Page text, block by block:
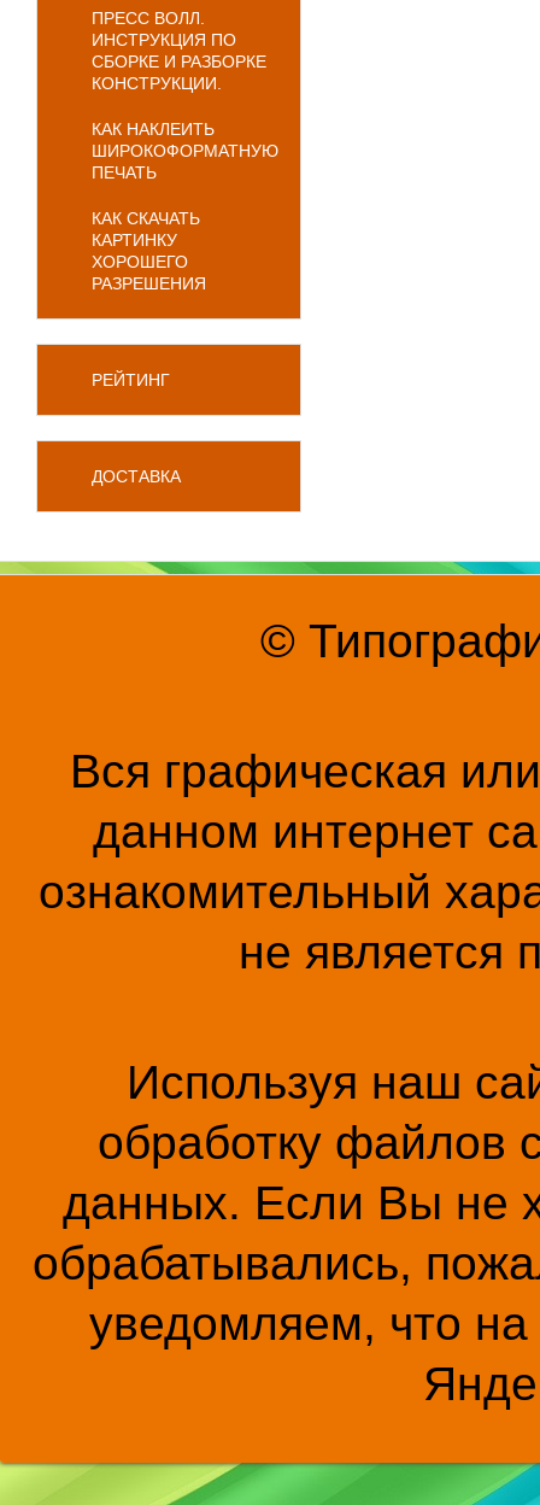
ПРЕСС ВОЛЛ.
ИНСТРУКЦИЯ ПО
СБОРКЕ И РАЗБОРКЕ
КОНСТРУКЦИИ.
КАК НАКЛЕИТЬ
ШИРОКОФОРМАТНУЮ
ПЕЧАТЬ
КАК СКАЧАТЬ
КАРТИНКУ
ХОРОШЕГО
РАЗРЕШЕНИЯ
РЕЙТИНГ
ДОСТАВКА
©
Вся графическая
данном интернет
ознакомительный
не является
Используя наш
обработку файлов
данных. Если Вы не
обрабатывались,
уведомляем, что на